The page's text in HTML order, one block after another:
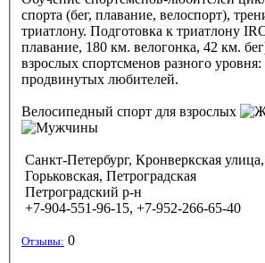
спорта (бег, плавание, велоспорт),
триатлону. Подготовка к триатлону
плавание, 180 км. велогонка, 42 км.
взрослых спортсменов разного
продвинутых любителей.
Велосипедный спорт для взрослых
Санкт-Петербург, Кронверкская
Горьковская, Петроградская
Петроградский р-н
+7-904-551-96-15, +7-952-266-65-40
Отзывы: 0